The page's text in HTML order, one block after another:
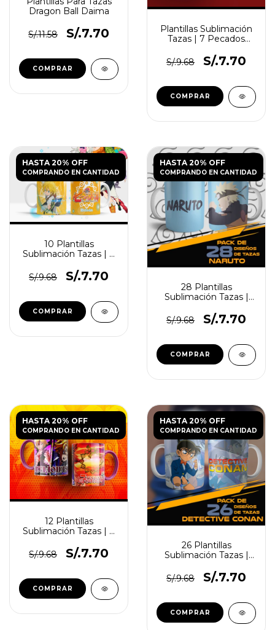
Dragon Ball Daima
S/.11.58 S/.7.70
Plantillas Sublimación
Tazas | 7 Pecados
S/.9.68
S/.7.70
HASTA 20% OFF
COMPRANDO EN CANTIDAD
10 Plantillas
Sublimación Tazas | 7
S/.9.68
S/.7.70
HASTA 20% OFF
COMPRANDO EN CANTIDAD
28 Plantillas
Sublimación Tazas |
S/.9.68
S/.7.70
HASTA 20% OFF
COMPRANDO EN CANTIDAD
12 Plantillas
Sublimación Tazas | 7
Vol.2
S/.9.68 S/.7.70
HASTA 20% OFF
COMPRANDO EN CANTIDAD
26 Plantillas
Sublimación Tazas |
S/.9.68
S/.7.70